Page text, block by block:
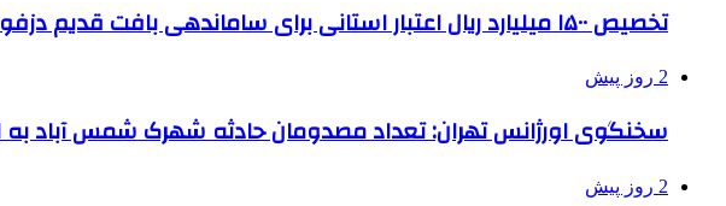
تخصیص ۱۵۰۰ میلیارد ریال اعتبار استانی برای ساماندهی بافت قدیم دزفول
2 روز پیش
سخنگوی اورژانس تهران: تعداد مصدومان حادثه شهرک شمس آباد به ۲۱نفر رسید
2 روز پیش